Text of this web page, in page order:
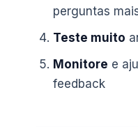
perguntas
Teste muito
Monitore e
feedback